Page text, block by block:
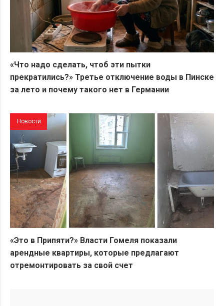
«Что надо сделать, чтоб эти пытки
прекратились?» Третье отключение воды в Пинске
за лето и почему такого нет в Германии
Новости
«Это в Припяти?» Власти Гомеля показали
арендные квартиры, которые предлагают
отремонтировать за свой счет